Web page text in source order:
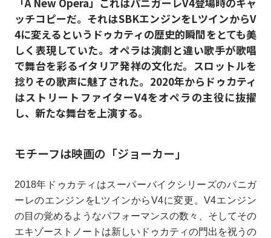
ッチコピーだ。それはSBKエンジンをLツインからV
4に変えるというドゥカティの歴史的瞬間をとても美
しく表現していた。オペラは演劇と違い歌手が歌唱
で舞台を彩るイタリア発祥の文化だ。スロットルを
捻りその歌声に魅了された。2020年からドゥカティ
はストリートファイターV4をオペラの主役に抜擢
し、新たな舞台を上演する。
モチーフは映画の「ジョーカー」
2018年ドゥカティはスーパーバイクシリーズのパニガ
ーレのエンジンをLツインからV4に変更。V4エンジン
の目の覚めるようなパフォーマンスの数々、そしてその
エキゾーストノートは新しいドゥカティの門出を祝うの